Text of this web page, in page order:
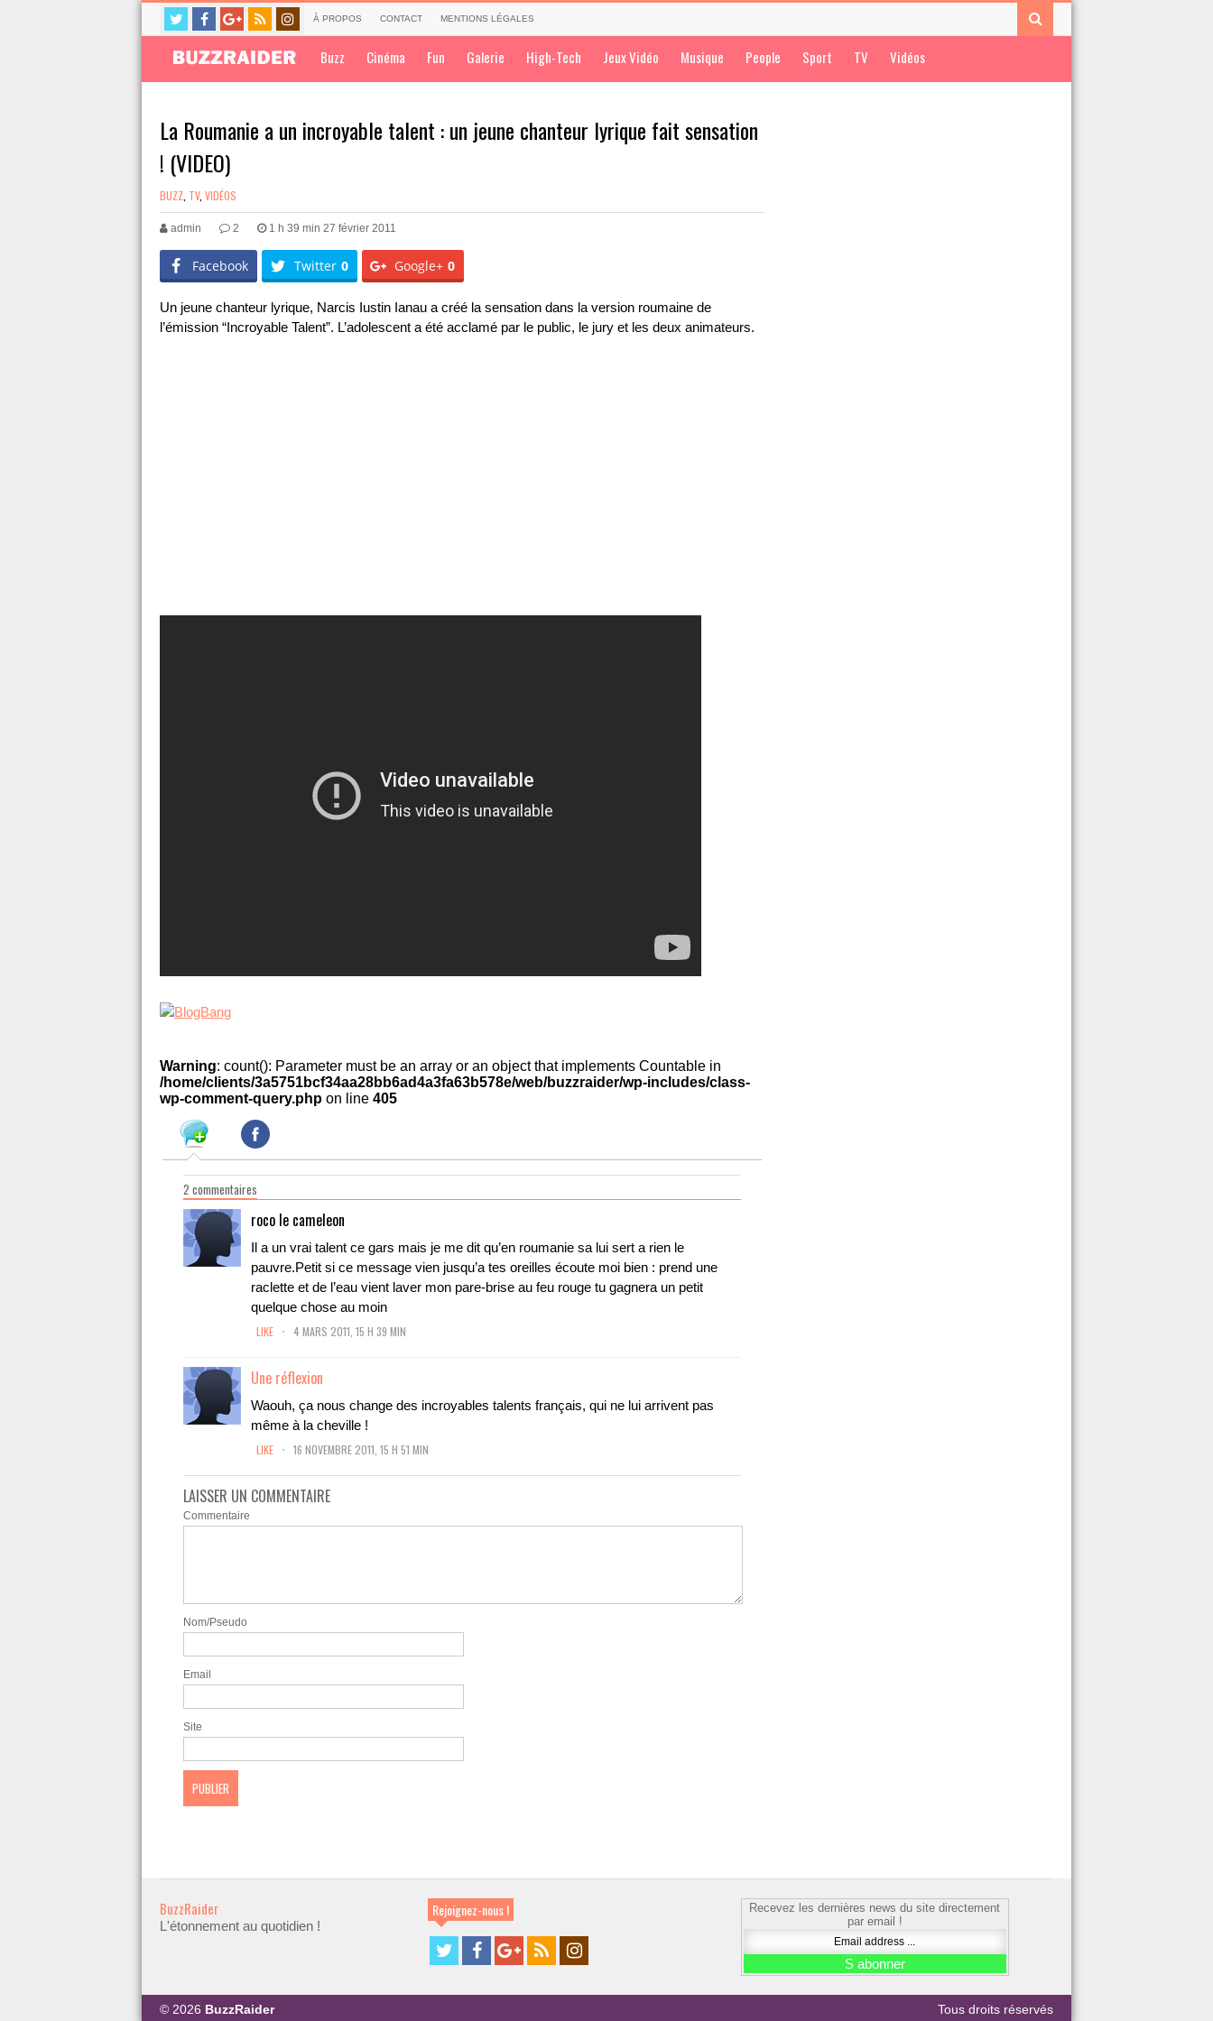
À PROPOS CONTACT MENTIONS LÉGALES
Buzz Cinéma Fun Galerie High-Tech Jeux Vidéo Musique People Sport TV Vidéos
La Roumanie a un incroyable talent : un jeune chanteur lyrique fait sensation
! (VIDEO)
BUZZ TV, VIDÉOS
admin 2 1 h 39 min 27 février 2011
Facebook Twitter 0 Google+ 0
Un jeune chanteur lyrique, Narcis Iustin Ianau a créé la sensation dans la version roumaine de
l’émission “Incroyable Talent”. L’adolescent a été acclamé par le public, le jury et les deux animateurs.
Warning: count(): Parameter must be an array or an object that implements Countable in
/home/clients/3a5751bcf34aa28bb6ad4a3fa63b578e/web/buzzraider/wp-includes/class-
wp-comment-query.php on line 405
2 commentaires
roco le cameleon
Il a un vrai talent ce gars mais je me dit qu’en roumanie sa lui sert a rien le
pauvre.Petit si ce message vien jusqu’a tes oreilles écoute moi bien : prend une
raclette et de l’eau vient laver mon pare-brise au feu rouge tu gagnera un petit
quelque chose au moin
LIKE . 4 MARS 2011, 15 H 39 MIN
Une réflexion
Waouh, ça nous change des incroyables talents français, qui ne lui arrivent pas
même à la cheville !
LIKE . 16 NOVEMBRE 2011, 15 H 51 MIN
LAISSER UN COMMENTAIRE
Commentaire
Nom/Pseudo
Email
Site
BuzzRaider
L'étonnement au quotidien !
Rejoignez-nous !
Recevez les dernières news du site directement
par email !
© 2026 BuzzRaider Tous droits réservés